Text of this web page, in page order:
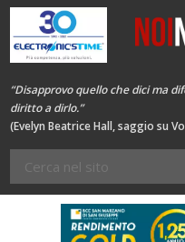
“Disapprovo quello che dici ma
diritto a dirlo.”
(Evelyn Beatrice Hall, saggio su